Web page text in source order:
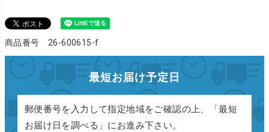
商品番号 26-600615-f
最短お届け予定日
郵便番号を入力して指定地域をご確認の上、「最短
お届け日を調べる」にお進み下さい。